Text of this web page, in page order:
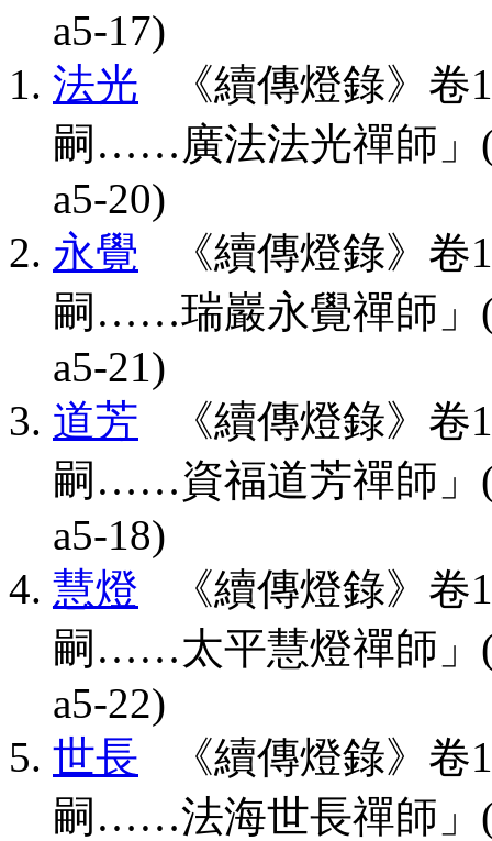
a5-17)
法光 《續傳燈錄》卷
嗣……廣法法光禪師」
a5-20)
永覺 《續傳燈錄》卷
嗣……瑞巖永覺禪師」
a5-21)
道芳 《續傳燈錄》卷
嗣……資福道芳禪師」
a5-18)
慧燈 《續傳燈錄》卷
嗣……太平慧燈禪師」
a5-22)
世長 《續傳燈錄》卷
嗣……法海世長禪師」